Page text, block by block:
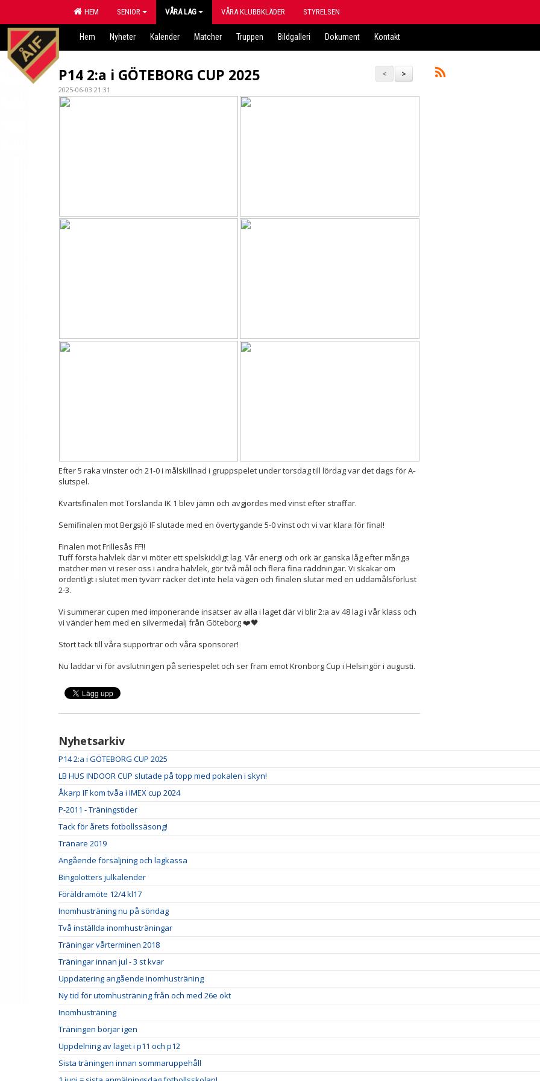
HEM SENIOR VÅRA LAG VÅRA KLUBBKLÄDER STYRELSEN
Hem Nyheter Kalender Matcher Truppen Bildgalleri Dokument Kontakt
>
<
P14 2:a i GÖTEBORG CUP 2025
2025-06-03 21:31
Efter 5 raka vinster och 21-0 i målskillnad i gruppspelet under torsdag till lördag var det dags för A-
slutspel.
Kvartsfinalen mot Torslanda IK 1 blev jämn och avgjordes med vinst efter straffar.
Semifinalen mot Bergsjö IF slutade med en övertygande 5-0 vinst och vi var klara för final!
Finalen mot Frillesås FF!!
Tuff första halvlek där vi möter ett spelskickligt lag. Vår energi och ork är ganska låg efter många
matcher men vi reser oss i andra halvlek, gör två mål och flera fina räddningar. Vi skakar om
ordentligt i slutet men tyvärr räcker det inte hela vägen och finalen slutar med en uddamålsförlust
2-3.
Vi summerar cupen med imponerande insatser av alla i laget där vi blir 2:a av 48 lag i vår klass och
vi vänder hem med en silvermedalj från Göteborg ❤️🖤
Stort tack till våra supportrar och våra sponsorer!
Nu laddar vi för avslutningen på seriespelet och ser fram emot Kronborg Cup i Helsingör i augusti.
Nyhetsarkiv
P14 2:a i GÖTEBORG CUP 2025
LB HUS INDOOR CUP slutade på topp med pokalen i skyn!
Åkarp IF kom tvåa i IMEX cup 2024
P-2011 - Träningstider
Tack för årets fotbollssäsong!
Tränare 2019
Angående försäljning och lagkassa
Bingolotters julkalender
Föräldramöte 12/4 kl17
Inomhusträning nu på söndag
Två inställda inomhusträningar
Träningar vårterminen 2018
Träningar innan jul - 3 st kvar
Uppdatering angående inomhusträning
Ny tid för utomhusträning från och med 26e okt
Inomhusträning
Träningen börjar igen
Uppdelning av laget i p11 och p12
Sista träningen innan sommaruppehåll